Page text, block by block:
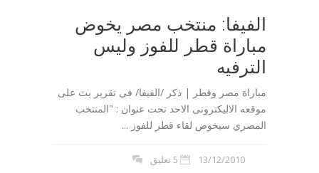
الفيفا: منتخب مصر يخوض
مباراة قطر للفوز وليس
الترفيه
مباراة مصر وقطر | ذكر /الفيفا/ فى تقرير بث على
موقعه الاليكترونى الاحد تحت عنوان : "المنتخب
المصري سيخوض لقاء قطر للفوز ...
13/12/2010 5 تعليق